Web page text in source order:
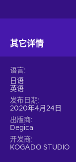
其它详情
语言
日语
英语
发布日期
2020年4月24日
出版商
Degica
开发商
KOGADO STUDIO